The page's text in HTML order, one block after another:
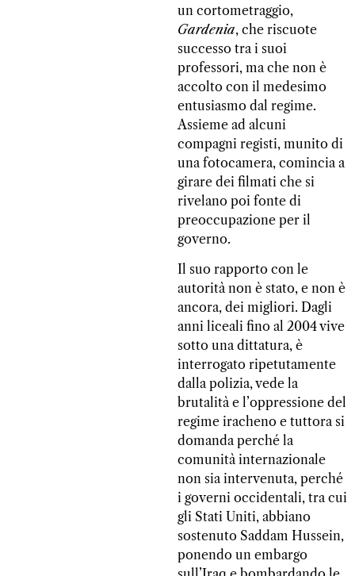
un cortometraggio,
Gardenia, che riscuote
successo tra i suoi
professori, ma che non è
accolto con il medesimo
entusiasmo dal regime.
Assieme ad alcuni
compagni registi, munito di
una fotocamera, comincia a
girare dei filmati che si
rivelano poi fonte di
preoccupazione per il
governo.
Il suo rapporto con le
autorità non è stato, e non è
ancora, dei migliori. Dagli
anni liceali fino al 2004 vive
sotto una dittatura, è
interrogato ripetutamente
dalla polizia, vede la
brutalità e l’oppressione del
regime iracheno e tuttora si
domanda perché la
comunità internazionale
non sia intervenuta, perché
i governi occidentali, tra cui
gli Stati Uniti, abbiano
sostenuto Saddam Hussein,
ponendo un embargo